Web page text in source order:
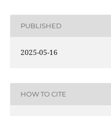
PUBLISHED
2025-05-16
HOW TO CITE